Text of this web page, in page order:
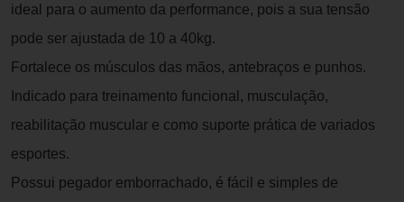
ideal para o aumento da performance, pois a sua tensão
pode ser ajustada de 10 a 40kg.
Fortalece os músculos das mãos, antebraços e punhos.
Indicado para treinamento funcional, musculação,
reabilitação muscular e como suporte prática de variados
esportes.
Possui pegador emborrachado, é fácil e simples de